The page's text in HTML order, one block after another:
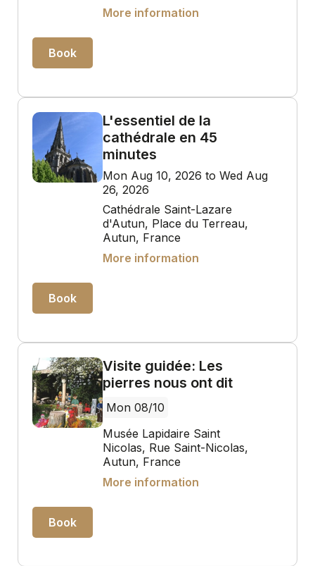
More information
Book
L'essentiel de la
cathédrale en 45
minutes
Mon Aug 10, 2026 to Wed Aug
26, 2026
Cathédrale Saint-Lazare
d'Autun, Place du Terreau,
Autun, France
More information
Book
Visite guidée: Les
pierres nous ont dit
Mon 08/10
Musée Lapidaire Saint
Nicolas, Rue Saint-Nicolas,
Autun, France
More information
Book